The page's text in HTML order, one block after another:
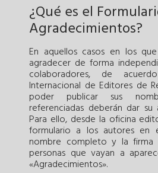
¿Qué es el
Agradecimientos?
En aquellos casos en los
agradecer de forma
colaboradores, de
Internacional de Editores de
poder publicar sus
referenciadas deberán dar su
Para ello, desde la oficina
formulario a los autores en
nombre completo y la
personas que vayan a
«Agradecimientos».